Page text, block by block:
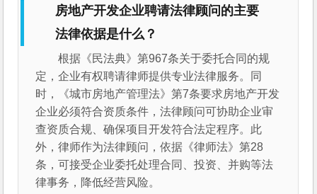
房地产开发企业聘请法律顾问的主要
法律依据是什么？
根据《民法典》第967条关于委托合同的规
定，企业有权聘请律师提供专业法律服务。同
时，《城市房地产管理法》第7条要求房地产开发
企业必须符合资质条件，法律顾问可协助企业审
查资质合规、确保项目开发符合法定程序。此
外，律师作为法律顾问，依据《律师法》第28
条，可接受企业委托处理合同、投资、并购等法
律事务，降低经营风险。